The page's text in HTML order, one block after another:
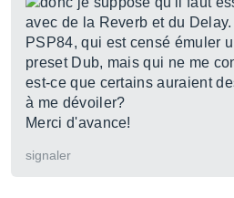
avec de la Reverb et du
PSP84, qui est censé émuler
preset Dub, mais qui ne me
est-ce que certains auraient
à me dévoiler?
Merci d'avance!
signaler